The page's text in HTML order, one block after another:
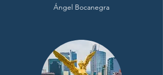
Ángel Bocanegra